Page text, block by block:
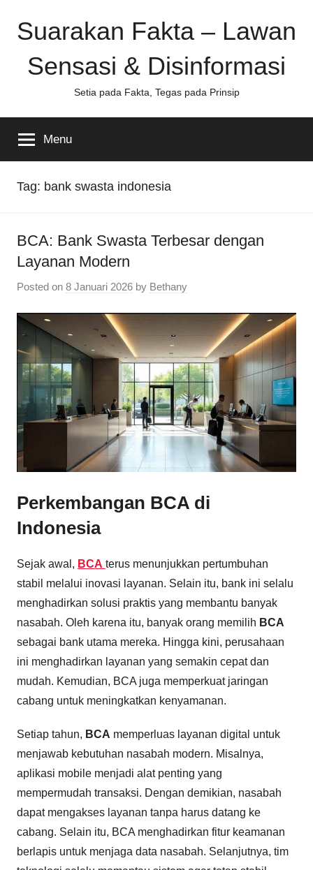
Suarakan Fakta – Lawan
Sensasi & Disinformasi
Setia pada Fakta, Tegas pada Prinsip
Menu
Tag: bank swasta indonesia
BCA: Bank Swasta Terbesar dengan
Layanan Modern
Posted on 8 Januari 2026 by Bethany
Perkembangan BCA di
Indonesia
Sejak awal, BCA terus menunjukkan pertumbuhan
stabil melalui inovasi layanan. Selain itu, bank ini selalu
menghadirkan solusi praktis yang membantu banyak
nasabah. Oleh karena itu, banyak orang memilih BCA
sebagai bank utama mereka. Hingga kini, perusahaan
ini menghadirkan layanan yang semakin cepat dan
mudah. Kemudian, BCA juga memperkuat jaringan
cabang untuk meningkatkan kenyamanan.
Setiap tahun, BCA memperluas layanan digital untuk
menjawab kebutuhan nasabah modern. Misalnya,
aplikasi mobile menjadi alat penting yang
mempermudah transaksi. Dengan demikian, nasabah
dapat mengakses layanan tanpa harus datang ke
cabang. Selain itu, BCA menghadirkan fitur keamanan
berlapis untuk menjaga data nasabah. Selanjutnya, tim